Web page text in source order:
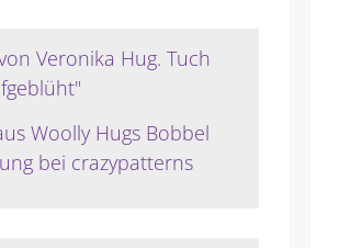
Woolly Hugs Bobbel
bei crazypatterns